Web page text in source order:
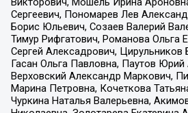
Сергеевич, Пономарев Лев
Борис Юльевич, Созаев Валерий
Тимур Рифгатович, Романова Ольга
Сергей Алексадрович, Цирульников
Гасан Ольга Павловна, Паутов Юрий
Верховский Александр Маркович,
Марина Петровна, Кочеткова
Чуркина Наталья Валерьевна,